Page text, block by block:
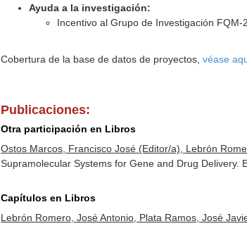
Ayuda a la investigación:
Incentivo al Grupo de Investigación FQM-
Cobertura de la base de datos de proyectos,véase
Publicaciones:
Otra participación en Libros
Ostos Marcos, Francisco José (Editor/a), Lebrón
Supramolecular Systems for Gene and Drug Delivery.
Capítulos en Libros
Lebrón Romero, José Antonio, Plata Ramos, José